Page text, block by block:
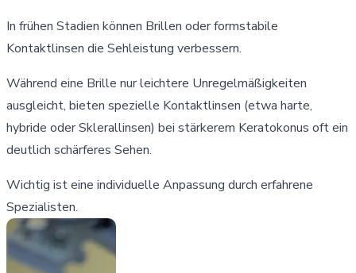
In frühen Stadien können Brillen oder formstabile
Kontaktlinsen die Sehleistung verbessern.
Während eine Brille nur leichtere Unregelmäßigkeiten
ausgleicht, bieten spezielle Kontaktlinsen (etwa harte,
hybride oder Sklerallinsen) bei stärkerem Keratokonus oft ein
deutlich schärferes Sehen.
Wichtig ist eine individuelle Anpassung durch erfahrene
Spezialisten.